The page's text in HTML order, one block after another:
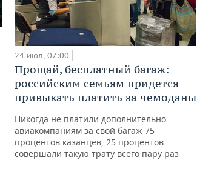
24 июл, 07:00
Прощай, бесплатный багаж:
российским семьям придется
привыкать платить за чемоданы
Никогда не платили дополнительно
авиакомпаниям за свой багаж 75
процентов казанцев, 25 процентов
совершали такую трату всего пару раз